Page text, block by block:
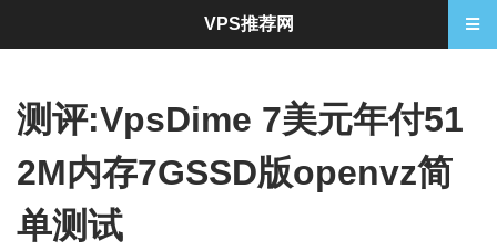
测评:VpsDime 7美元年付51
2M内存7GSSD版openvz简
单测试
VPS推荐网